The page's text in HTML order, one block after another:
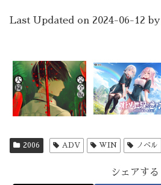
Last Updated on 2024-06-12 by
2006 ADV WIN ノベル
シェアする